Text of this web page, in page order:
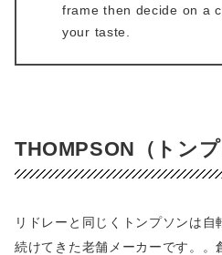
frame then decide on a
your taste.
THOMPSON（トンプ
リドレーと同じくトンプソンは
続けてきた老舗メーカーです。。